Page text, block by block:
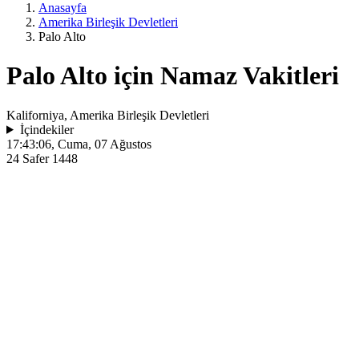
Anasayfa
Amerika Birleşik Devletleri
Palo Alto
Palo Alto için Namaz Vakitleri
Kaliforniya, Amerika Birleşik Devletleri
İçindekiler
17:43:06, Cuma, 07 Ağustos
24 Safer 1448